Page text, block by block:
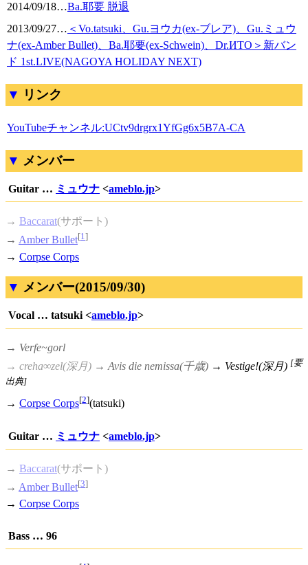
2014/09/18…Ba.耶要 脱退
2013/09/27… ＜Vo.tatsuki、Gu.ヨウカ(ex-ブレア)、Gu.ミュウ
ナ(ex-Amber Bullet)、Ba.耶要(ex-Schwein)、Dr.ИTO＞新バン
ド 1st.LIVE(NAGOYA HOLIDAY NEXT)
リンク
YouTubeチャンネル:UCtv9drgrx1YfGg6x5B7A-CA
メンバー
Guitar … ミュウナ <ameblo.jp>
→ Baccarat(サポート)
→ Amber Bullet[1]
→ Corpse Corps
メンバー(2015/09/30)
Vocal … tatsuki <ameblo.jp>
→ Verfe~gorl
→ creha∞zel(深月) → Avis die nemissa(千歳) → Vestige!(深月) [要
出典]
→ Corpse Corps[2](tatsuki)
Guitar … ミュウナ <ameblo.jp>
→ Baccarat(サポート)
→ Amber Bullet[3]
→ Corpse Corps
Bass … 96